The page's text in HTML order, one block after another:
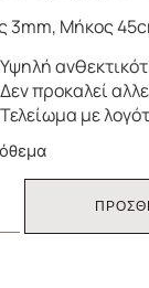
3mm, Μήκος
Υψηλή
Δεν προκαλεί
Τελείωμα με